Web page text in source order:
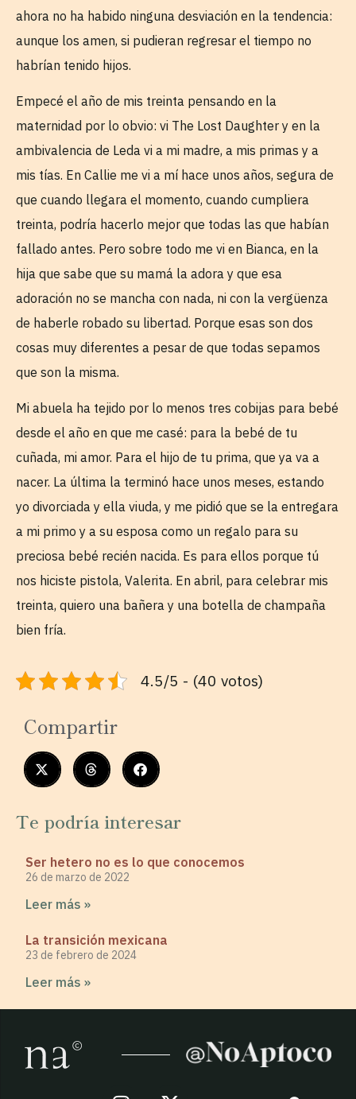
ahora no ha habido ninguna desviación en la tendencia:
aunque los amen, si pudieran regresar el tiempo no
habrían tenido hijos.
Empecé el año de mis treinta pensando en la
maternidad por lo obvio: vi The Lost Daughter y en la
ambivalencia de Leda vi a mi madre, a mis primas y a
mis tías. En Callie me vi a mí hace unos años, segura de
que cuando llegara el momento, cuando cumpliera
treinta, podría hacerlo mejor que todas las que habían
fallado antes. Pero sobre todo me vi en Bianca, en la
hija que sabe que su mamá la adora y que esa
adoración no se mancha con nada, ni con la vergüenza
de haberle robado su libertad. Porque esas son dos
cosas muy diferentes a pesar de que todas sepamos
que son la misma.
Mi abuela ha tejido por lo menos tres cobijas para bebé
desde el año en que me casé: para la bebé de tu
cuñada, mi amor. Para el hijo de tu prima, que ya va a
nacer. La última la terminó hace unos meses, estando
yo divorciada y ella viuda, y me pidió que se la entregara
a mi primo y a su esposa como un regalo para su
preciosa bebé recién nacida. Es para ellos porque tú
nos hiciste pistola, Valerita. En abril, para celebrar mis
treinta, quiero una bañera y una botella de champaña
bien fría.
4.5/5 - (40 votos)
Compartir
Te podría interesar
Ser hetero no es lo que conocemos
26 de marzo de 2022
Leer más »
La transición mexicana
23 de febrero de 2024
Leer más »